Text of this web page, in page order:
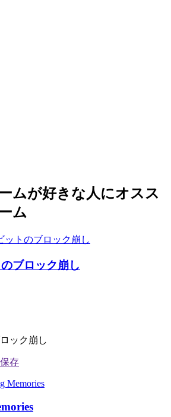
ムが好きな人にオスス
ム
ブロック崩し
ック崩し